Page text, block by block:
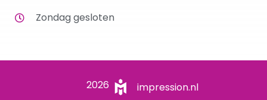
Zondag gesloten
2026 impression.nl